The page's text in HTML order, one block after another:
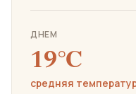
ДНЕМ
19℃
средняя